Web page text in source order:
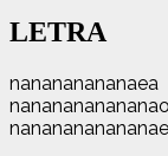
LETRA
nanananananaea